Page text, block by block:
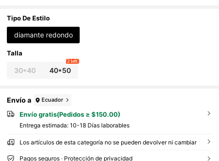
Tipo De Estilo
diamante redondo
Talla
30*40 40*50
2 left
Envío a Ecuador
Envío gratis(Pedidos ≥ $150.00)
Entrega estimada: 10-18 Días laborables
Los artículos de esta categoría no se pueden devolver ni cambiar
Pagos seguros · Protección de privacidad